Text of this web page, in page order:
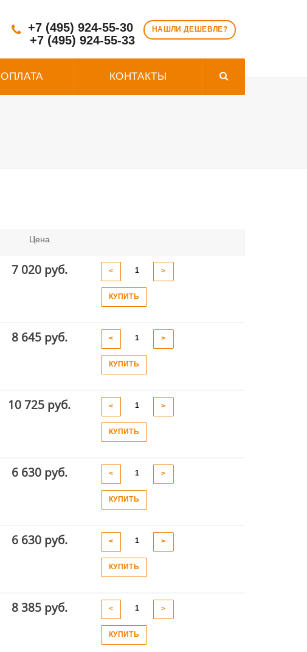
НАШЛИ ДЕШЕВЛЕ?
+7 (495) 924-55-30
+7 (495) 924-55-33
ОПЛАТА КОНТАКТЫ
Цена
7 020 руб. < >
КУПИТЬ
8 645 руб. < >
КУПИТЬ
10 725 руб. < >
КУПИТЬ
6 630 руб. < >
КУПИТЬ
6 630 руб. < >
КУПИТЬ
8 385 руб. < >
КУПИТЬ